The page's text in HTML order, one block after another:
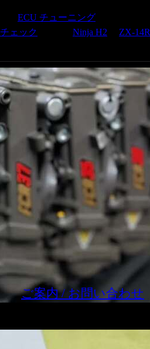
ECU チューニング
ェック
Ninja H2 ZX-14R
ご案内 / お問い合わせ